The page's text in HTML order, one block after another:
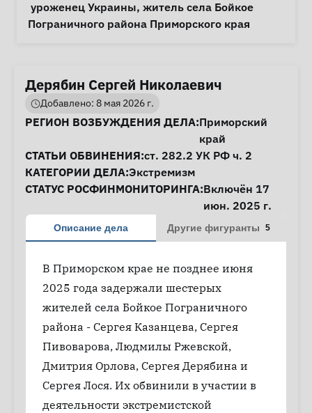
Примечания
Пограничного района Приморского края
Дерябин Сергей Николаевич
Добавлено: 8 мая 2026 г.
Информация о деле
РЕГИОН ВОЗБУЖДЕНИЯ ДЕЛА:Приморский
край
СТАТЬИ ОБВИНЕНИЯ:ст. 282.2 УК РФ ч. 2
КАТЕГОРИИ ДЕЛА:Экстремизм
СТАТУС РОСФИНМОНИТОРИНГА:Включён 17
июн. 2025 г.
Описание дела Другие фигуранты 5
В Приморском крае не позднее июня
2025 года задержали шестерых
жителей села Бойкое Пограничного
района - Сергея Казанцева, Сергея
Пивоварова, Людмилы Ржевской,
Дмитрия Орлова, Сергея Дерябина и
Сергея Лося. Их обвинили в участии в
деятельности экстремистской